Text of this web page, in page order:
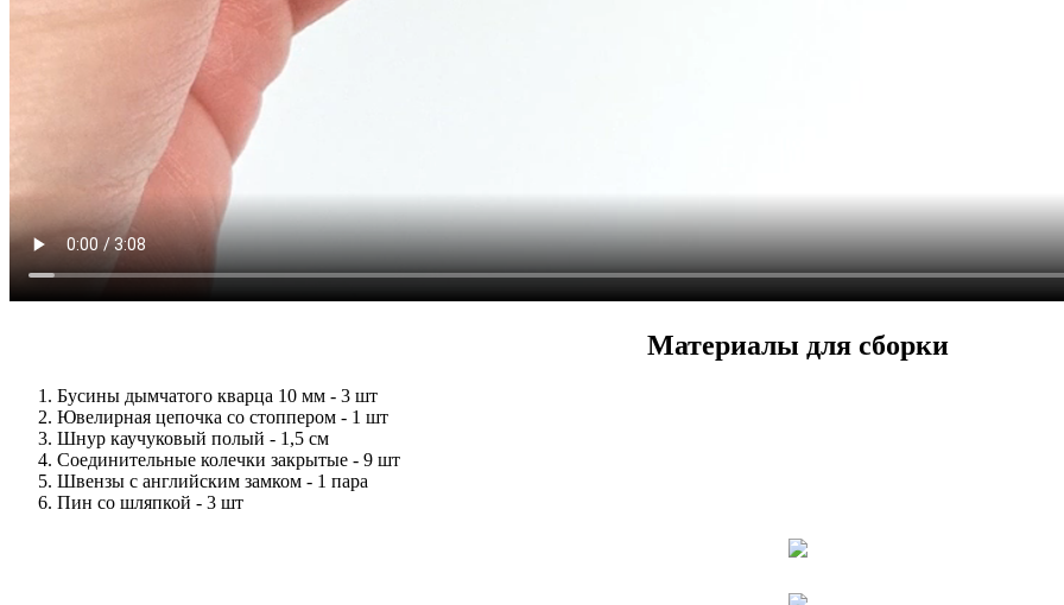
Материалы для сборки
Бусины дымчатого кварца 10 мм - 3 шт
Ювелирная цепочка со стоппером - 1 шт
Шнур каучуковый полый - 1,5 см
Соединительные колечки закрытые - 9 шт
Швензы с английским замком - 1 пара
Пин со шляпкой - 3 шт